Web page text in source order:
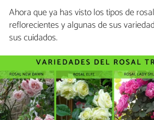
Ahora que ya has visto los tipos de
reflorecientes y algunas de sus
sus cuidados.